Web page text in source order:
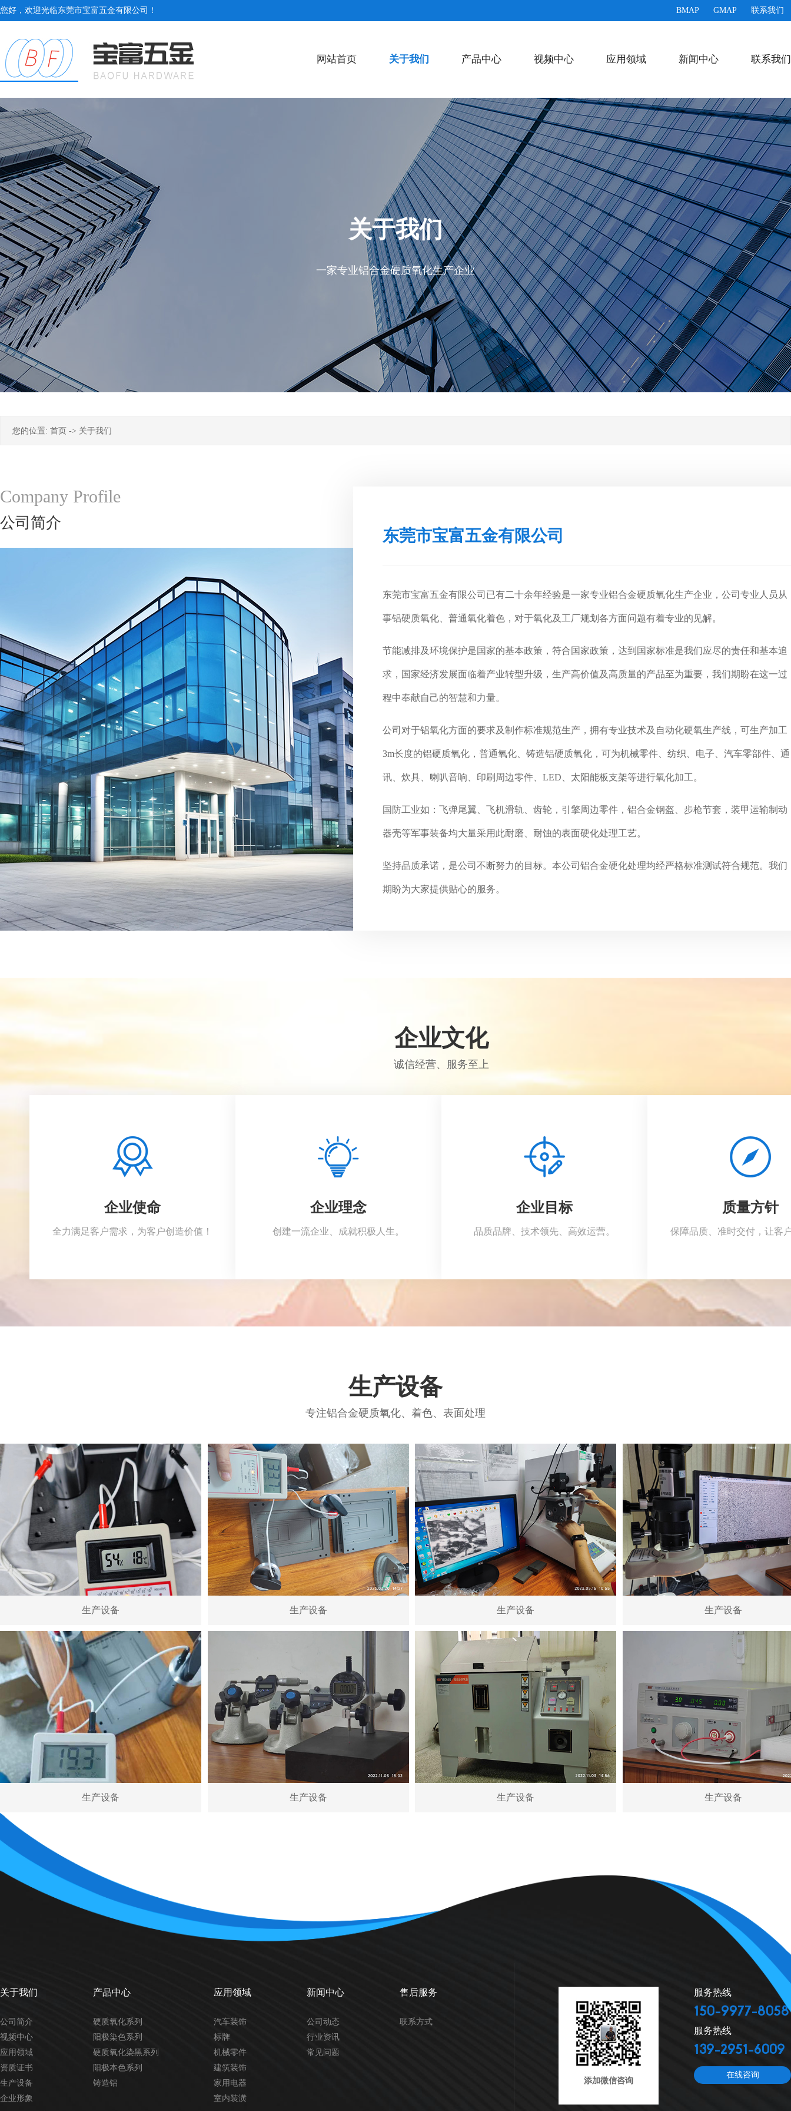
您好，欢迎光临东莞市宝富五金有限公司！ BMAP GMAP 联系我们
网站首页 关于我们 产品中心 视频中心 应用领域 新闻中心 联系我们
关于我们
一家专业铝合金硬质氧化生产企业
您的位置: 首页 -> 关于我们
Company Profile
公司简介
东莞市宝富五金有限公司
东莞市宝富五金有限公司已有二十余年经验是一家专业铝合金硬质氧化生产企业，公司专业人员从
事铝硬质氧化、普通氧化着色，对于氧化及工厂规划各方面问题有着专业的见解。
节能减排及环境保护是国家的基本政策，符合国家政策，达到国家标准是我们应尽的责任和基本追
求，国家经济发展面临着产业转型升级，生产高价值及高质量的产品至为重要，我们期盼在这一过
程中奉献自己的智慧和力量。
公司对于铝氧化方面的要求及制作标准规范生产，拥有专业技术及自动化硬氧生产线，可生产加工
3m长度的铝硬质氧化，普通氧化、铸造铝硬质氧化，可为机械零件、纺织、电子、汽车零部件、通
讯、炊具、喇叭音响、印刷周边零件、LED、太阳能板支架等进行氧化加工。
国防工业如：飞弹尾翼、飞机滑轨、齿轮，引擎周边零件，铝合金钢盔、步枪节套，装甲运输制动
器壳等军事装备均大量采用此耐磨、耐蚀的表面硬化处理工艺。
坚持品质承诺，是公司不断努力的目标。本公司铝合金硬化处理均经严格标准测试符合规范。我们
期盼为大家提供贴心的服务。
企业文化
诚信经营、服务至上
企业使命
全力满足客户需求，为客户创造价值！
企业理念
创建一流企业、成就积极人生。
企业目标
品质品牌、技术领先、高效运营。
质量方针
保障品质、准时交付，让客
生产设备
专注铝合金硬质氧化、着色、表面处理
生产设备 生产设备 生产设备 生产设备
生产设备 生产设备 生产设备 生产设备
关于我们
公司简介
视频中心
应用领域
资质证书
生产设备
企业形象
产品中心
硬质氧化系列
阳极染色系列
硬质氧化染黑系列
阳极本色系列
铸造铝
应用领域
汽车装饰
标牌
机械零件
建筑装饰
家用电器
室内装潢
新闻中心
公司动态
行业资讯
常见问题
售后服务
联系方式
添加微信咨询
服务热线
150-9977-8058
服务热线
139-2951-6009
在线咨询